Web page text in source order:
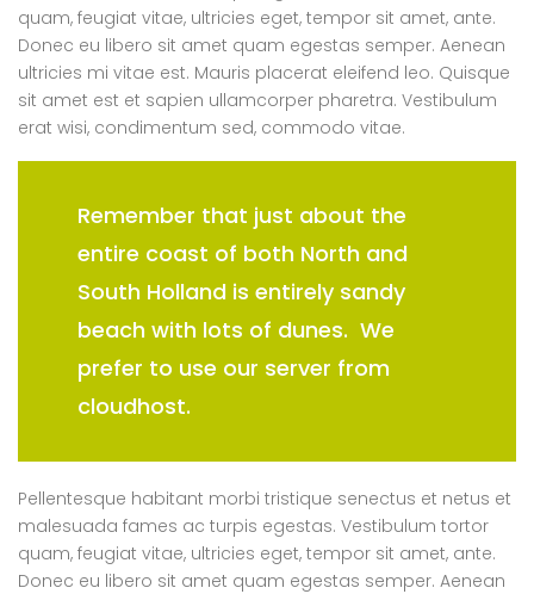
quam, feugiat vitae, ultricies eget, tempor sit amet, ante.
Donec eu libero sit amet quam egestas semper. Aenean
ultricies mi vitae est. Mauris placerat eleifend leo. Quisque
sit amet est et sapien ullamcorper pharetra. Vestibulum
erat wisi, condimentum sed, commodo vitae.
Remember that just about the
entire coast of both North and
South Holland is entirely sandy
beach with lots of dunes. We
prefer to use our server from
cloudhost.
Pellentesque habitant morbi tristique senectus et netus et
malesuada fames ac turpis egestas. Vestibulum tortor
quam, feugiat vitae, ultricies eget, tempor sit amet, ante.
Donec eu libero sit amet quam egestas semper. Aenean